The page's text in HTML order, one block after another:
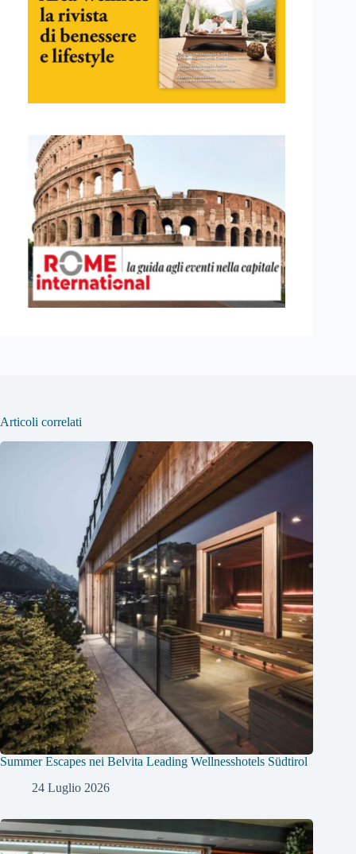
Articoli correlati
Summer Escapes nei Belvita Leading Wellnesshotels Südtirol
24 Luglio 2026